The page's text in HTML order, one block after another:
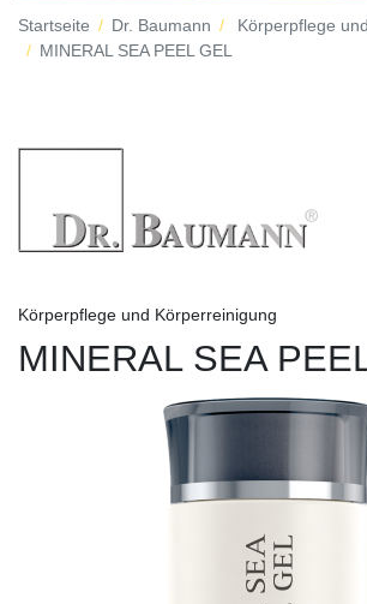
Startseite Dr. Baumann
Körperpflege
MINERAL SEA PEEL GEL
Körperpflege und Körperreinigung
MINERAL SEA